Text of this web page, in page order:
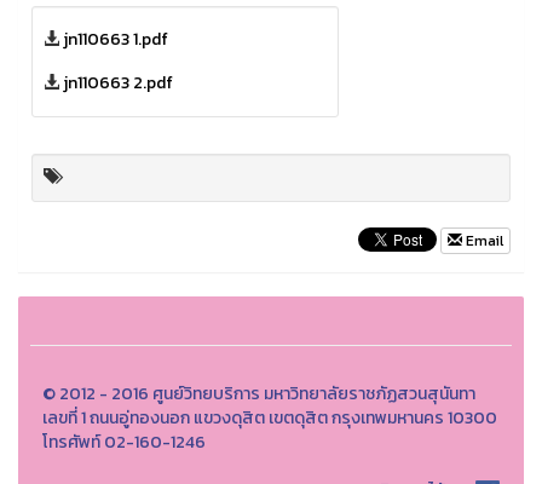
jn110663 1.pdf
jn110663 2.pdf
Email
© 2012 - 2016 ศูนย์วิทยบริการ มหาวิทยาลัยราชภัฏสวนสุนันทา
เลขที่ 1 ถนนอู่ทองนอก แขวงดุสิต เขตดุสิต กรุงเทพมหานคร 10300
โทรศัพท์ 02-160-1246